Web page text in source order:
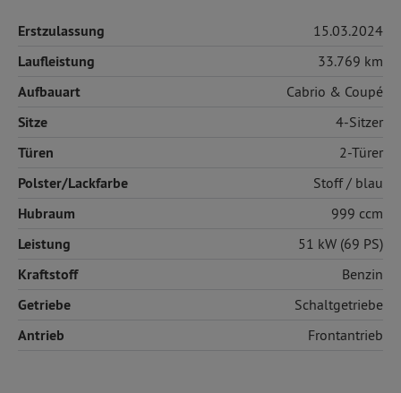
Erstzulassung 15.03.2024
Laufleistung 33.769 km
Aufbauart Cabrio & Coupé
Sitze 4-Sitzer
Türen 2-Türer
Polster/Lackfarbe Stoff/ blau
Hubraum 999 ccm
Leistung 51 kW (69 PS)
Kraftstoff Benzin
Getriebe Schaltgetriebe
Antrieb Frontantrieb